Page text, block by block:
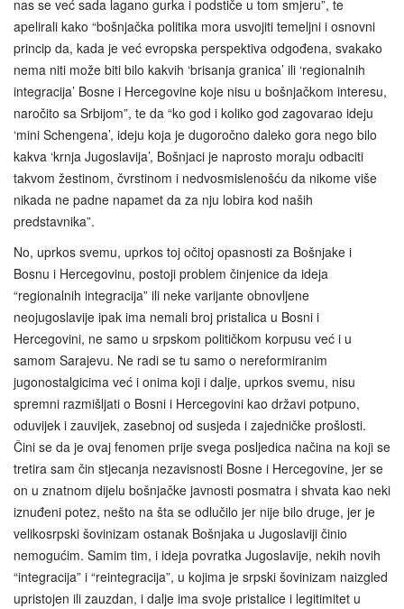
nas se već sada lagano gurka i podstiče u tom smjeru”, te
apelirali kako “bošnjačka politika mora usvojiti temeljni i osnovni
princip da, kada je već evropska perspektiva odgođena, svakako
nema niti može biti bilo kakvih ‘brisanja granica’ ili ‘regionalnih
integracija’ Bosne i Hercegovine koje nisu u bošnjačkom interesu,
naročito sa Srbijom”, te da “ko god i koliko god zagovarao ideju
‘mini Schengena’, ideju koja je dugoročno daleko gora nego bilo
kakva ‘krnja Jugoslavija’, Bošnjaci je naprosto moraju odbaciti
takvom žestinom, čvrstinom i nedvosmislenošću da nikome više
nikada ne padne napamet da za nju lobira kod naših
predstavnika”.
No, uprkos svemu, uprkos toj očitoj opasnosti za Bošnjake i
Bosnu i Hercegovinu, postoji problem činjenice da ideja
“regionalnih integracija” ili neke varijante obnovljene
neojugoslavije ipak ima nemali broj pristalica u Bosni i
Hercegovini, ne samo u srpskom političkom korpusu već i u
samom Sarajevu. Ne radi se tu samo o nereformiranim
jugonostalgicima već i onima koji i dalje, uprkos svemu, nisu
spremni razmišljati o Bosni i Hercegovini kao državi potpuno,
oduvijek i zauvijek, zasebnoj od susjeda i zajedničke prošlosti.
Čini se da je ovaj fenomen prije svega posljedica načina na koji se
tretira sam čin stjecanja nezavisnosti Bosne i Hercegovine, jer se
on u znatnom dijelu bošnjačke javnosti posmatra i shvata kao neki
iznuđeni potez, nešto na šta se odlučilo jer nije bilo druge, jer je
velikosrpski šovinizam ostanak Bošnjaka u Jugoslaviji činio
nemogućim. Samim tim, i ideja povratka Jugoslavije, nekih novih
“integracija” i “reintegracija”, u kojima je srpski šovinizam naizgled
upristojen ili zauzdan, i dalje ima svoje pristalice i legitimitet u